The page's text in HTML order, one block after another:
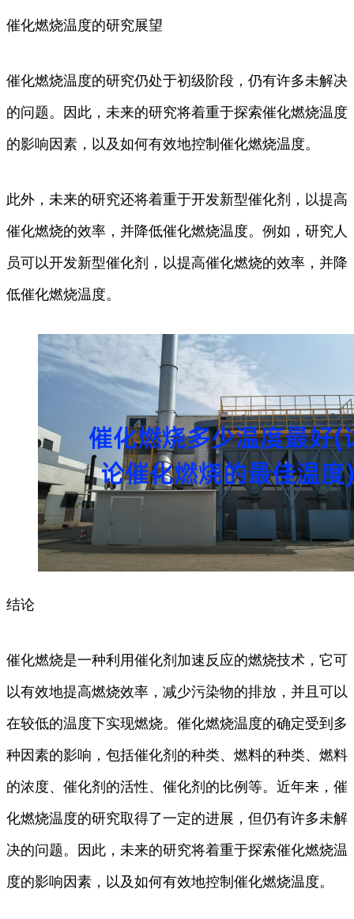
催化燃烧温度的研究展望
催化燃烧温度的研究仍处于初级阶段，仍有许多未解决
的问题。因此，未来的研究将着重于探索催化燃烧温度
的影响因素，以及如何有效地控制催化燃烧温度。
此外，未来的研究还将着重于开发新型催化剂，以提高
催化燃烧的效率，并降低催化燃烧温度。例如，研究人
员可以开发新型催化剂，以提高催化燃烧的效率，并降
低催化燃烧温度。
结论
催化燃烧是一种利用催化剂加速反应的燃烧技术，它可
以有效地提高燃烧效率，减少污染物的排放，并且可以
在较低的温度下实现燃烧。催化燃烧温度的确定受到多
种因素的影响，包括催化剂的种类、燃料的种类、燃料
的浓度、催化剂的活性、催化剂的比例等。近年来，催
化燃烧温度的研究取得了一定的进展，但仍有许多未解
决的问题。因此，未来的研究将着重于探索催化燃烧温
度的影响因素，以及如何有效地控制催化燃烧温度。